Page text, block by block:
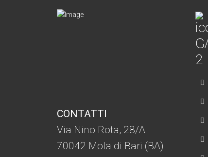
CONTATTI
Via Nino Rota, 28/A
70042 Mola di Bari (BA)